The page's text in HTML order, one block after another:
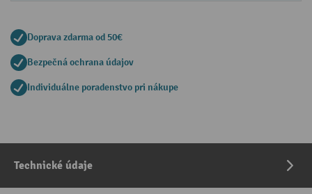
Doprava zdarma od 50€
Bezpečná ochrana údajov
Individuálne poradenstvo pri nákupe
Technické údaje